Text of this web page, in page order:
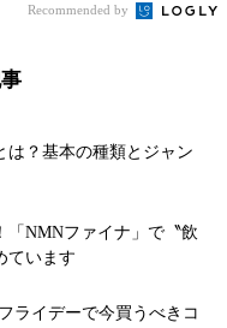
Recommended by
は？基本の種類とジャン
「NMNファイナ」で〝飲
ています
ライデーで今買うべきコ